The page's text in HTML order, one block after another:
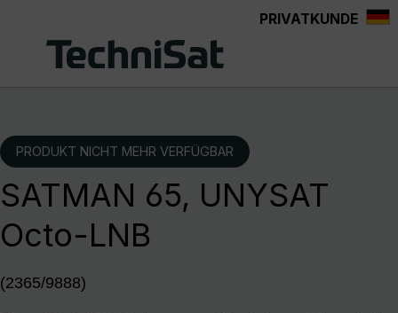
PRIVATKUNDE
PRODUKT NICHT MEHR VERFÜGBAR
SATMAN 65, UNYSAT
Octo-LNB
(2365/9888)